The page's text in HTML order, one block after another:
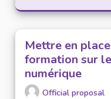
Mettre en
formation sur
numérique
Official proposal